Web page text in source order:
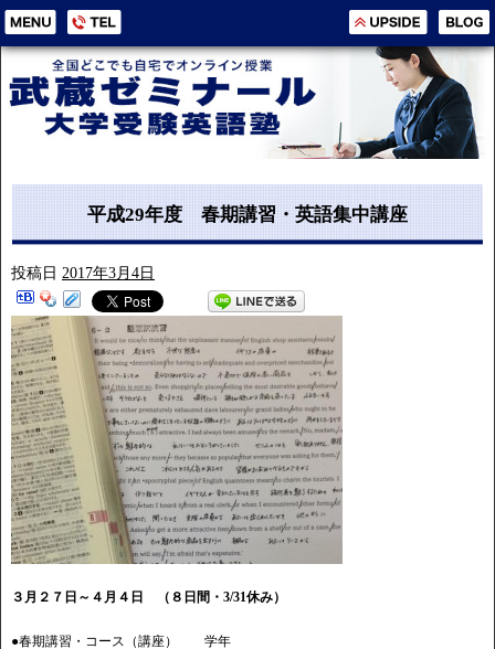
平成29年度 春期講習・英語集中講座
投稿日 2017年3月4日
３月２７日～４月４日 （８日間・3/31休み）
●春期講習・コース（講座） 学年